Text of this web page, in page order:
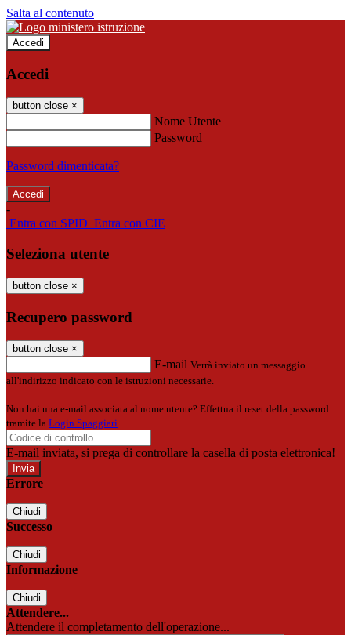
Salta al contenuto
Accedi
Accedi
button close ×
Nome Utente
Password
Password dimenticata?
-
Entra con SPID Entra con CIE
Seleziona utente
button close ×
Recupero password
button close ×
E-mail Verrà inviato un messaggio
all'indirizzo indicato con le istruzioni necessarie.
Non hai una e-mail associata al nome utente? Effettua il reset della password
tramite la Login Spaggiari
E-mail inviata, si prega di controllare la casella di posta elettronica!
Errore
Chiudi
Successo
Chiudi
Informazione
Chiudi
Attendere...
Attendere il completamento dell'operazione...